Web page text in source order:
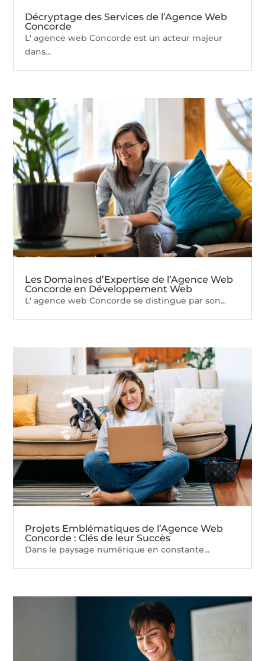
Décryptage des Services de l’Agence Web
Concorde
L' agence web Concorde est un acteur majeur
dans...
Les Domaines d’Expertise de l’Agence Web
Concorde en Développement Web
L' agence web Concorde se distingue par son...
Projets Emblématiques de l’Agence Web
Concorde : Clés de leur Succès
Dans le paysage numérique en constante...